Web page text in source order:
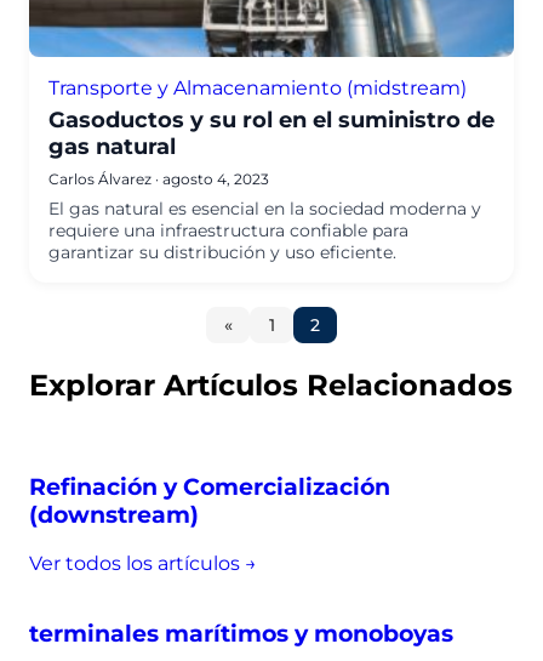
Transporte y Almacenamiento (midstream)
Gasoductos y su rol en el suministro de
gas natural
Carlos Álvarez · agosto 4, 2023
El gas natural es esencial en la sociedad moderna y
requiere una infraestructura confiable para
garantizar su distribución y uso eficiente.
anterior
« Ir a la
página
1 Ir a la
página
2
Explorar Artículos Relacionados
Refinación y Comercialización
(downstream)
Ver todos los artículos →
terminales marítimos y monoboyas